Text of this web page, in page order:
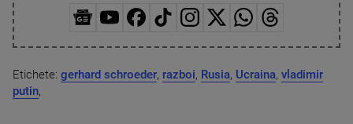
Etichete: gerhard schroeder, razboi, Rusia, Ucraina, vladimir
putin,